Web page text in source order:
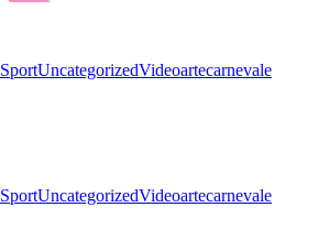
SportUncategorizedVideoartecarnevale
SportUncategorizedVideoartecarnevale